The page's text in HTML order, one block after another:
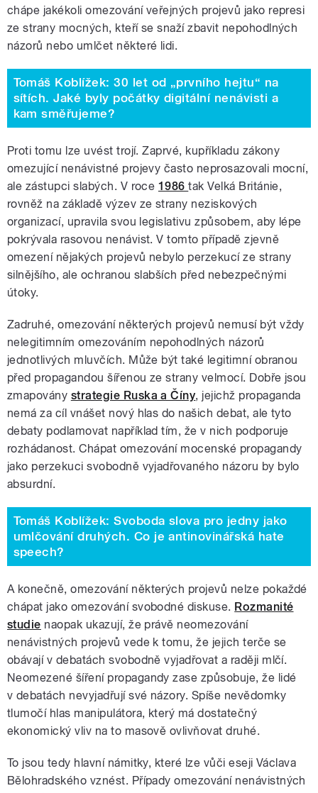
chápe jakékoli omezování veřejných projevů jako represi
ze strany mocných, kteří se snaží zbavit nepohodlných
názorů nebo umlčet některé lidi.
Tomáš Koblížek: 30 let od „prvního hejtu“ na
sítích. Jaké byly počátky digitální nenávisti a
kam směřujeme?
Proti tomu lze uvést trojí. Zaprvé, kupříkladu zákony
omezující nenávistné projevy často neprosazovali mocní,
ale zástupci slabých. V roce 1986tak Velká Británie,
rovněž na základě výzev ze strany neziskových
organizací, upravila svou legislativu způsobem, aby lépe
pokrývala rasovou nenávist. V tomto případě zjevně
omezení nějakých projevů nebylo perzekucí ze strany
silnějšího, ale ochranou slabších před nebezpečnými
útoky.
Zadruhé, omezování některých projevů nemusí být vždy
nelegitimním omezováním nepohodlných názorů
jednotlivých mluvčích. Může být také legitimní obranou
před propagandou šířenou ze strany velmocí. Dobře jsou
zmapovány strategie Ruska a Číny, jejichž propaganda
nemá za cíl vnášet nový hlas do našich debat, ale tyto
debaty podlamovat například tím, že v nich podporuje
rozhádanost. Chápat omezování mocenské propagandy
jako perzekuci svobodně vyjadřovaného názoru by bylo
absurdní.
Tomáš Koblížek: Svoboda slova pro jedny jako
umlčování druhých. Co je antinovinářská hate
speech?
A konečně, omezování některých projevů nelze pokaždé
chápat jako omezování svobodné diskuse. Rozmanité
studie naopak ukazují, že právě neomezování
nenávistných projevů vede k tomu, že jejich terče se
obávají v debatách svobodně vyjadřovat a raději mlčí.
Neomezené šíření propagandy zase způsobuje, že lidé
v debatách nevyjadřují své názory. Spíše nevědomky
tlumočí hlas manipulátora, který má dostatečný
ekonomický vliv na to masově ovlivňovat druhé.
To jsou tedy hlavní námitky, které lze vůči eseji Václava
Bělohradského vznést. Případy omezování nenávistných